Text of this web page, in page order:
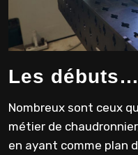
Les débuts…
Nombreux sont ceux
métier de
en ayant comme plan